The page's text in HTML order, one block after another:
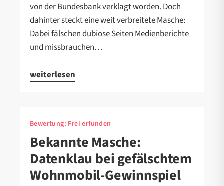
von der Bundesbank verklagt worden. Doch
dahinter steckt eine weit verbreitete Masche:
Dabei fälschen dubiose Seiten Medienberichte
und missbrauchen…
weiterlesen
Bewertung: Frei erfunden
Bekannte Masche:
Datenklau bei gefälschtem
Wohnmobil-Gewinnspiel